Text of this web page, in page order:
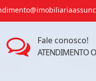
Fale conosco!
ATENDIMENTO